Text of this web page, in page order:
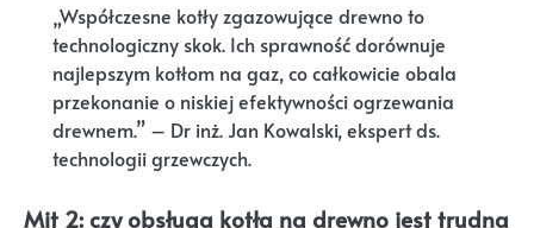
„Współczesne kotły zgazowujące drewno to
technologiczny skok. Ich sprawność dorównuje
najlepszym kotłom na gaz, co całkowicie obala
przekonanie o niskiej efektywności ogrzewania
drewnem.” – Dr inż. Jan Kowalski, ekspert ds.
technologii grzewczych.
Mit 2: czy obsługa kotła na drewno jest trudna